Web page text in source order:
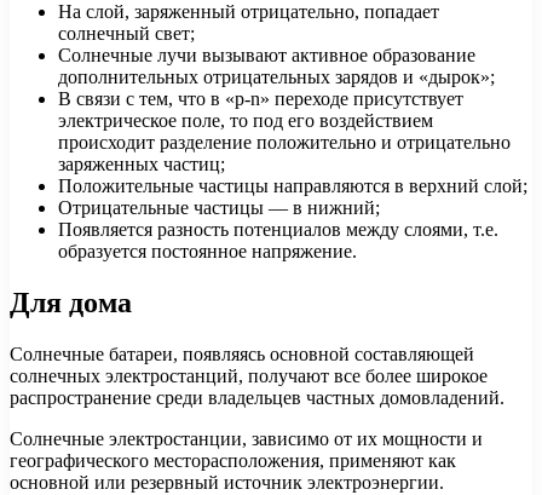
На слой, заряженный отрицательно, попадает
солнечный свет;
Солнечные лучи вызывают активное образование
дополнительных отрицательных зарядов и «дырок»;
В связи с тем, что в «p-n» переходе присутствует
электрическое поле, то под его воздействием
происходит разделение положительно и отрицательно
заряженных частиц;
Положительные частицы направляются в верхний слой;
Отрицательные частицы — в нижний;
Появляется разность потенциалов между слоями, т.е.
образуется постоянное напряжение.
Для дома
Солнечные батареи, появляясь основной составляющей
солнечных электростанций, получают все более широкое
распространение среди владельцев частных домовладений.
Солнечные электростанции, зависимо от их мощности и
географического месторасположения, применяют как
основной или резервный источник электроэнергии.